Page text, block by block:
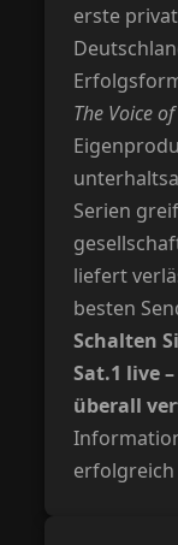
erste
The Voice
Serien
liefert
besten
Schalten
Sat.1 live
überall